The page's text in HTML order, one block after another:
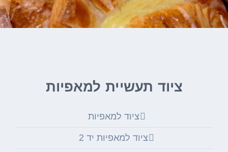
ציוד תעשיית למאפיות
ציוד למאפיות
ציוד למאפיות יד 2